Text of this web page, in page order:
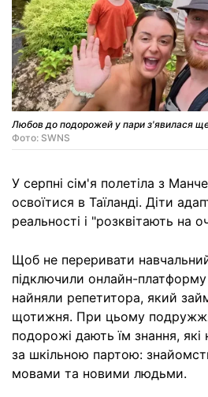
Любов до подорожей у пари з'явилася
Фото: SWNS
У серпні сім'я полетіла з
освоїтися в Таїланді. Діти
реальності і "розквітають на
Щоб не переривати
підключили онлайн-
найняли репетитора, який
щотижня. При цьому
подорожі дають їм знання,
за шкільною партою:
мовами та новими людьми.